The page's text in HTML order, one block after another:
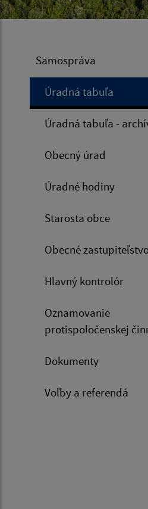
Samospráva
Úradná tabuľa
Úradná tabuľa -
Obecný úrad
Úradné hodiny
Starosta obce
Obecné
Hlavný kontrolór
Oznamovanie
protispoločenskej
Dokumenty
Voľby a referendá